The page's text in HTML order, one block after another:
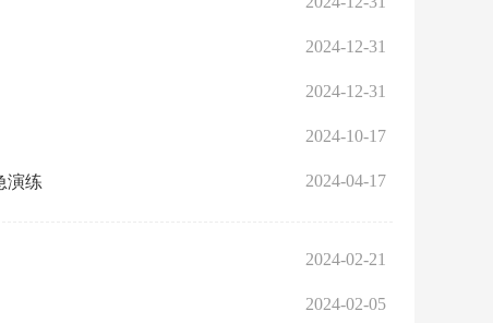
2024-12-31
2024-12-31
2024-10-17
演练 2024-04-17
2024-02-21
2024-02-05